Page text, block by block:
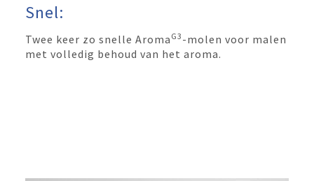
Snel:
Twee keer zo snelle Aroma G3 -molen voor malen
met volledig behoud van het aroma.